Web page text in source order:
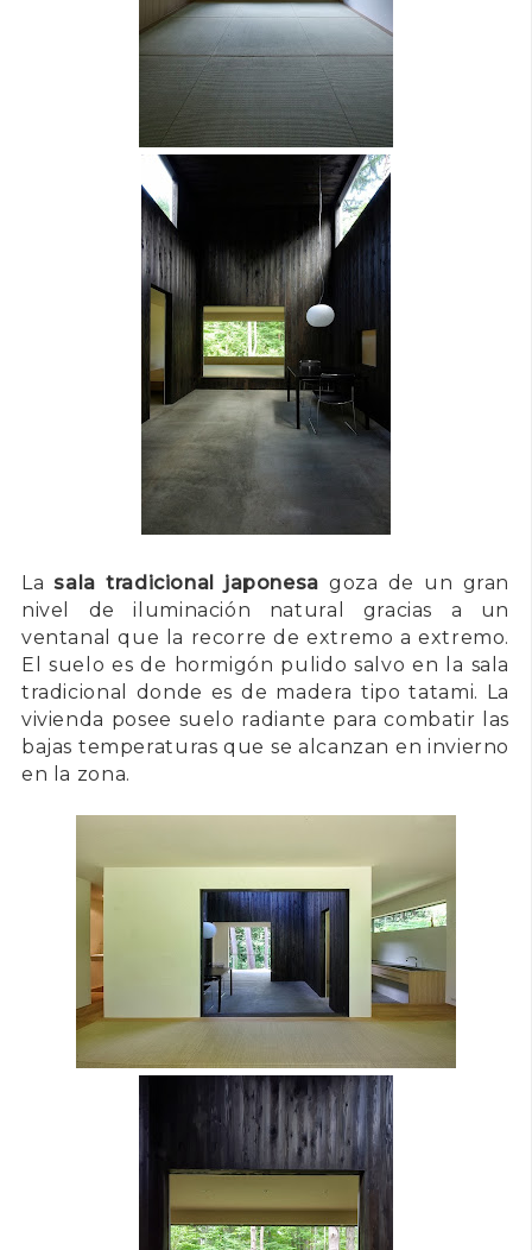
Lasala tradicional japonesagoza de un gran
nivel de iluminación natural gracias a un
ventanal que la recorre de extremo a extremo.
El suelo es de hormigón pulido salvo en la sala
tradicional donde es de madera tipo tatami. La
vivienda posee suelo radiante para combatir las
bajas temperaturas que se alcanzan en invierno
en la zona.